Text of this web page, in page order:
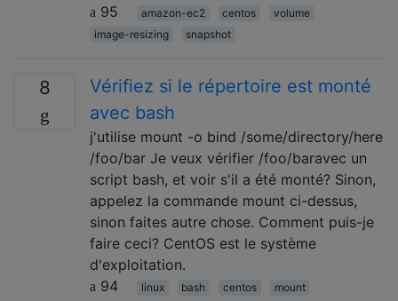
95
amazon-ec2 centos
volume
image-resizing
snapshot
8
Vérifiez si le répertoire est monté
avec bash
j'utilise mount -o bind /some/directory/here
/foo/bar Je veux vérifier /foo/baravec un
script bash, et voir s'il a été monté? Sinon,
appelez la commande mount ci-dessus,
sinon faites autre chose. Comment puis-je
faire ceci? CentOS est le système
d'exploitation.
94
linux bash centos mount